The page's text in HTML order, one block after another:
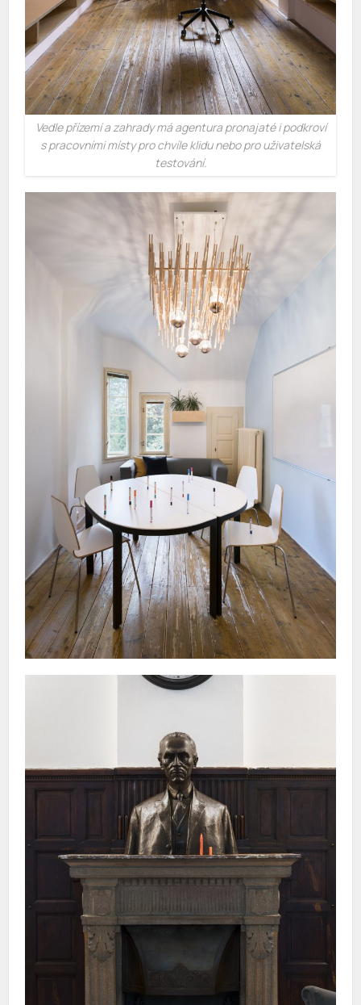
Vedle přízemí a zahrady má agentura pronajaté i podkroví
s pracovními místy pro chvíle klidu nebo pro uživatelská
testování.